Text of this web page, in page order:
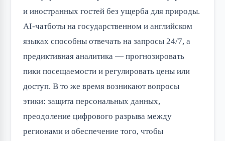
и иностранных гостей без ущерба для природы.
AI-чатботы на государственном и английском
языках способны отвечать на запросы 24/7, а
предиктивная аналитика — прогнозировать
пики посещаемости и регулировать цены или
доступ. В то же время возникают вопросы
этики: защита персональных данных,
преодоление цифрового разрыва между
регионами и обеспечение того, чтобы